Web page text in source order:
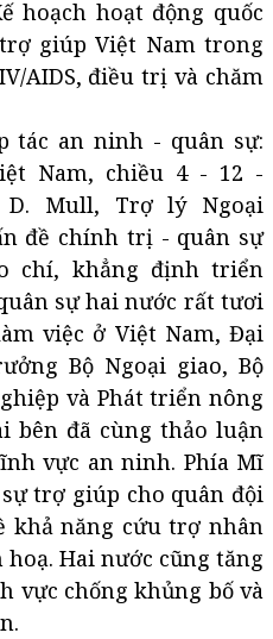
hoạch hoạt động quốc
giúp Việt Nam trong
AIDS, điều trị và chăm
tác an ninh - quân sự:
Nam, chiều 4 - 12 -
D. Mull, Trợ lý Ngoại
đề chính trị - quân sự
chí, khẳng định triển
sự hai nước rất tươi
việc ở Việt Nam, Đại
Bộ Ngoại giao, Bộ
và Phát triển nông
bên đã cùng thảo luận
vực an ninh. Phía Mĩ
trợ giúp cho quân đội
khả năng cứu trợ nhân
Hai nước cũng tăng
vực chống khủng bố và